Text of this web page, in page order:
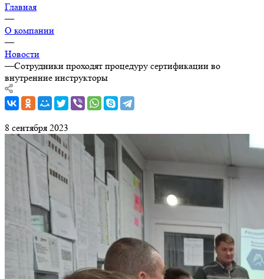
Главная
—
О компании
—
Новости
—Сотрудники проходят процедуру сертификации во
внутренние инструкторы
8 сентября 2023